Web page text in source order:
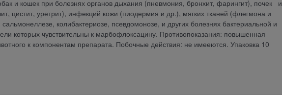
и кошек при болезнях органов дыхания (пневмония, бронхит, фарингит), почек и
цистит, уретрит), инфекций кожи (пиодермия и др.), мягких тканей (флегмона и
колибактериозе, псевдомонозе, и других болезнях бактериальной и
которых чувствительны к марбофлоксацину. Противопоказания: повышенная
к компонентам препарата. Побочные действия: не имееются. Упаковка 10